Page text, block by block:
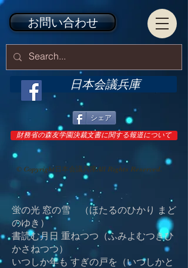
日本会議兵庫
© Copyright日本会議兵庫All Rights Reserved.
シェア
お問い合わせ
財務省の森友学園決裁文書に関する報道について
蛍の光 窓の雪 （ほたるのひかり まど
のゆき）
書読む月日 重ねつつ（ふみよむつきひ
かさねつつ）
いつしか年も すぎの戸を（いつしかと